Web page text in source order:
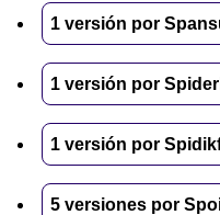
1 versión por
1 versión por
1 versión por
5 versiones por